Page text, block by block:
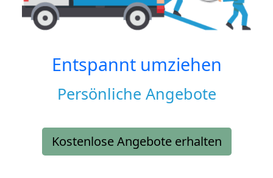
Entspannt umziehen
Persönliche Angebote
Kostenlose Angebote erhalten